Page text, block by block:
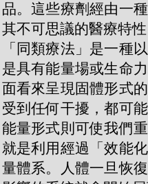
品。這些療劑經由一
其不可思議的醫療特
「同類療法」是一種
是具有能量場或生命
面看來呈現固體形式
受到任何干擾，都可
能量形式則可使我們
就是利用經過「效能
量體系。人體一旦恢